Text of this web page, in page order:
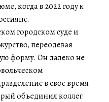
когда в 2022 году к
городском суде и
переодевая
форму. Он далеко не
в свое время
объединил коллег